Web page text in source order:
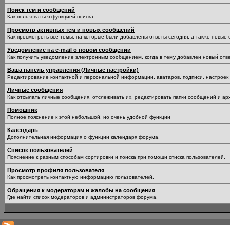
Поиск тем и сообщений
Как пользоваться функцией поиска.
Просмотр активных тем и новых сообщений
Как просмотреть все темы, на которые были добавлены ответы сегодня, а также
Уведомление на е-mail о новом сообщении
Как получить уведомление электронным сообщением, когда в тему добавлен новый
Ваша панель управления (Личные настройки)
Редактирование контактной и персональной информации, аватаров, подписи,
Личные сообщения
Как отсылать личные сообщения, отслеживать их, редактировать папки сообщений и
Помошник
Полное пояснение к этой небольшой, но очень удобной функции
Календарь
Дополнительная информация о функции календаря форума.
Список пользователей
Пояснение к разным способам сортировки и поиска при помощи списка пользователей.
Просмотр профиля пользователя
Как просмотреть контактную информацию пользователей.
Обращения к модераторам и жалобы на сообщения
Где найти список модераторов и администраторов форума.